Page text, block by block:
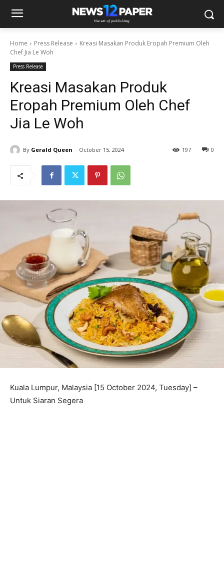
Home Press Release
Kreasi Masakan Produk Eropah Premium Oleh
Chef Jia Le Woh
Press Release
Kreasi Masakan Produk
Eropah Premium Oleh Chef
Jia Le Woh
By Gerald Queen October 15, 2024 0
197
Kuala Lumpur, Malaysia [15 October 2024, Tuesday] –
Untuk Siaran Segera